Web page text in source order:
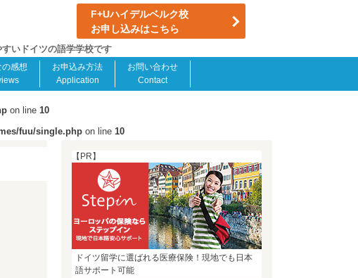
F+Uハイデルベルク校
お申し込みはこちら
いドイツの語学学校です
感想
お申込み方法
Application
お問い合わせ
Contact
on line 10
fuu/single.php on line 10
【PR】
ドイツ留学に選ばれる医療保険！現地でも日本
語サポート可能